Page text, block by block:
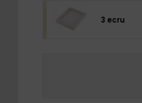
3 ecru